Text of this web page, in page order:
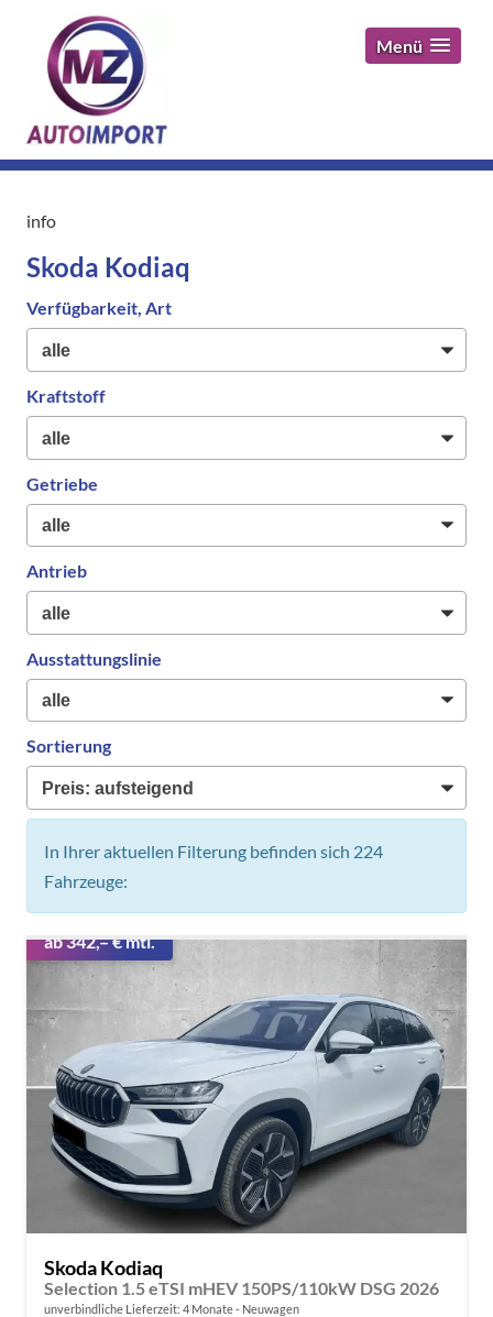
Menü
info
Skoda Kodiaq
Verfügbarkeit, Art
Kraftstoff
Getriebe
Antrieb
Ausstattungslinie
Sortierung
In Ihrer aktuellen Filterung befinden sich 224
Fahrzeuge:
ab 342,– € mtl.
Skoda Kodiaq
Selection 1.5 eTSI mHEV 150PS/110kW DSG 2026
unverbindliche Lieferzeit: 4 Monate Neuwagen